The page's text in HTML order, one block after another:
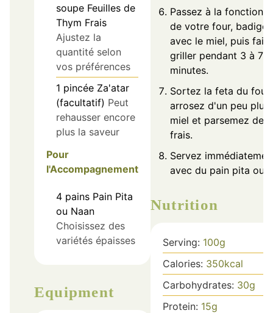
soupe Feuilles de
Thym Frais
Ajustez la
quantité selon
vos préférences
1 pincée Za'atar
(facultatif) Peut
rehausser encore
plus la saveur
Pour
l'Accompagnement
4 pains Pain Pita
ou Naan
Choisissez des
variétés épaisses
Equipment
Passez à la fonction
de votre four,
avec le miel, puis
griller pendant 3 à 7
minutes.
Sortez la feta du four,
arrosez d'un peu plus
miel et parsemez de
frais.
Servez
avec du pain pita ou
Nutrition
Serving: 100g
Calories: 350kcal
Carbohydrates: 30g
Protein: 15g